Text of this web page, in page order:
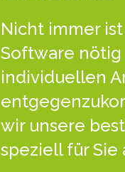
Nicht immer
Software nötig
individuellen
wir unsere
speziell für Sie